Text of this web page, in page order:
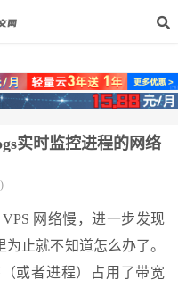
实时监控进程的网络
网络慢，进一步发现
止就不知道怎么办了。
或者进程）占用了带宽